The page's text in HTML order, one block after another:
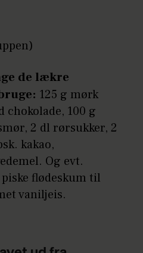
de lækre
125 g mørk
chokolade, 100 g
2 dl rørsukker, 2
kakao,
Og evt.
flødeskum til
vaniljeis.